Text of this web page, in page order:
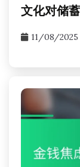
文化对储
11/08/2025